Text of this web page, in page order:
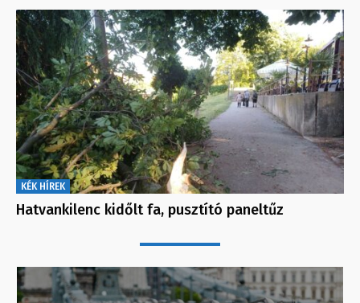
KÉK HÍREK
Hatvankilenc kidőlt fa, pusztító paneltűz